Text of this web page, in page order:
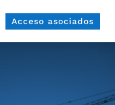
Acceso asociados